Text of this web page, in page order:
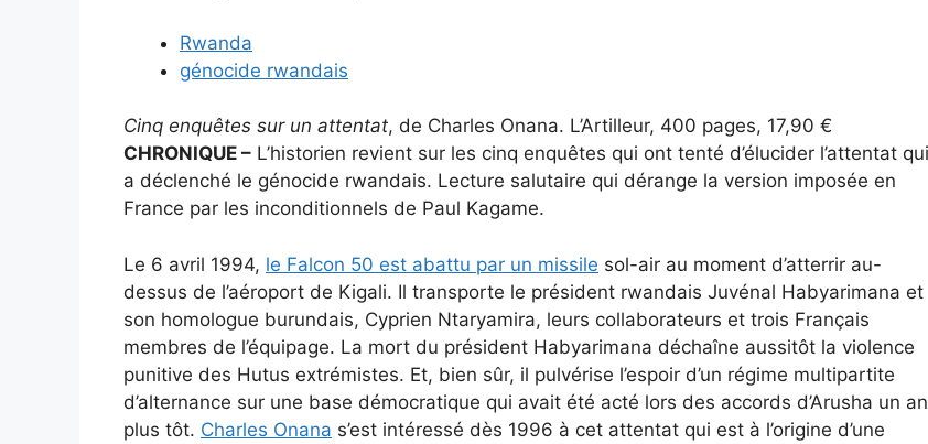
Rwanda
génocide rwandais
Cinq enquêtes sur un attentat, de Charles Onana. L’Artilleur, 400 pages, 17,90 €
CHRONIQUE – L’historien revient sur les cinq enquêtes qui ont tenté d’élucider l’attentat qui
a déclenché le génocide rwandais. Lecture salutaire qui dérange la version imposée en
France par les inconditionnels de Paul Kagame.
Le 6 avril 1994, le Falcon 50 est abattu par un missile sol-air au moment d’atterrir au-
dessus de l’aéroport de Kigali. Il transporte le président rwandais Juvénal Habyarimana et
son homologue burundais, Cyprien Ntaryamira, leurs collaborateurs et trois Français
membres de l’équipage. La mort du président Habyarimana déchaîne aussitôt la violence
punitive des Hutus extrémistes. Et, bien sûr, il pulvérise l’espoir d’un régime multipartite
d’alternance sur une base démocratique qui avait été acté lors des accords d’Arusha un an
plus tôt. Charles Onana s’est intéressé dès 1996 à cet attentat qui est à l’origine d’une